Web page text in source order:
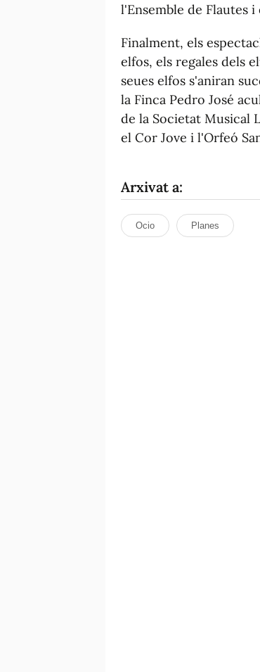
l'Ensemble de Flautes
Finalment, els
elfos, els regales dels
seues elfos s'aniran
la Finca Pedro José
de la Societat Musical
el Cor Jove i l'Orfeó
Arxivat a:
Ocio Planes